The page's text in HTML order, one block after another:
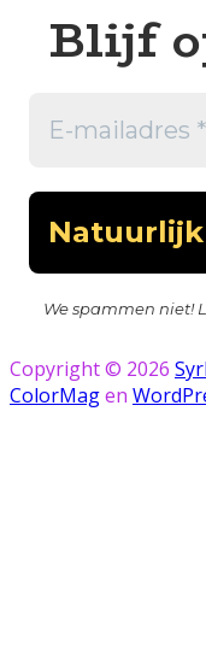
Blijf
We spammen niet!
Copyright © 2026
ColorMagen